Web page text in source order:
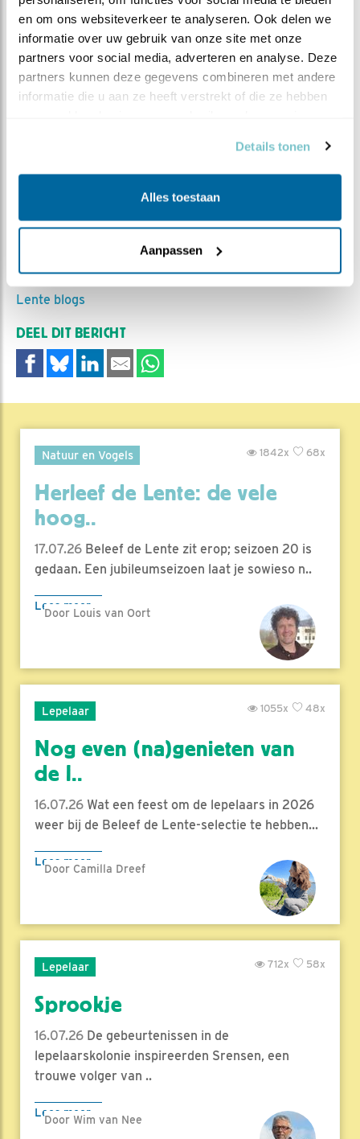
en om ons websiteverkeer te analyseren. Ook delen we
informatie over uw gebruik van onze site met onze
partners voor social media, adverteren en analyse. Deze
partners kunnen deze gegevens combineren met andere
informatie die u aan ze heeft verstrekt of die ze hebben
Details tonen
Alles toestaan
Aanpassen
Het derde ei werd vannacht gelegd!
Torenvalk
Alle Beleef de
Lente blogs
DEEL DIT BERICHT
Natuur en Vogels 68x
1842x
Herleef de Lente: de vele
hoog..
17.07.26 Beleef de Lente zit erop; seizoen 20 is
gedaan. Een jubileumseizoen laat je sowieso n..
Lees meer
Door Louis van Oort
Lepelaar 48x
1055x
Nog even (na)genieten van
de l..
16.07.26 Wat een feest om de lepelaars in 2026
weer bij de Beleef de Lente-selectie te hebben...
Lees meer
Door Camilla Dreef
Lepelaar 58x
712x
Sprookje
16.07.26 De gebeurtenissen in de
lepelaarskolonie inspireerden Srensen, een
trouwe volger van ..
Lees meer
Door Wim van Nee